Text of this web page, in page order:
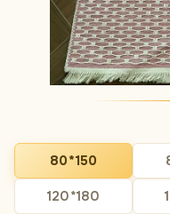
80*150
120*180